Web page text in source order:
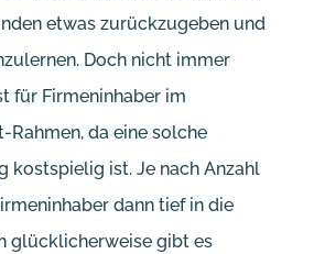
etwas zurückzugeben und
Doch nicht immer
für Firmeninhaber im
da eine solche
kostspielig ist. Je nach Anzahl
dann tief in die
glücklicherweise gibt es